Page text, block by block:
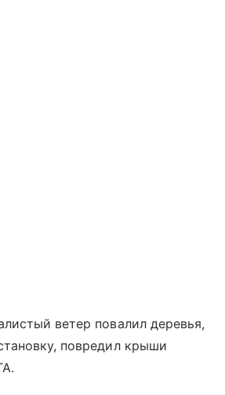
ветер повалил деревья,
повредил крыши